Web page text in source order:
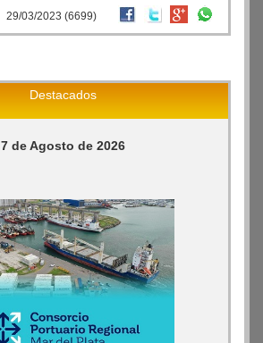
29/03/2023 (6699)
Destacados
7 de Agosto de 2026